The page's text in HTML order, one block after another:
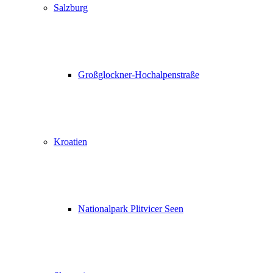
Salzburg
Großglockner-Hochalpenstraße
Kroatien
Nationalpark Plitvicer Seen